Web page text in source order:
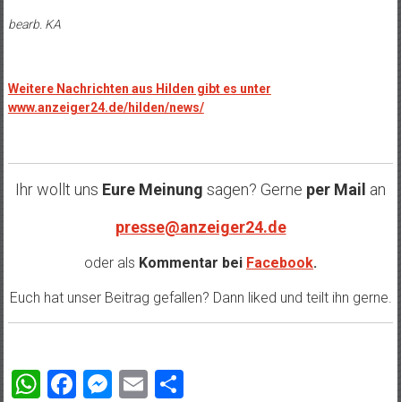
bearb. KA
Weitere Nachrichten aus Hilden gibt es unter
www.anzeiger24.de/hilden/news/
Ihr wollt uns Eure Meinung sagen? Gerne per Mail an
presse@anzeiger24.de
oder als Kommentar bei Facebook.
Euch hat unser Beitrag gefallen? Dann liked und teilt ihn gerne.
WhatsApp
Facebook
Messenger
EmailTeilen